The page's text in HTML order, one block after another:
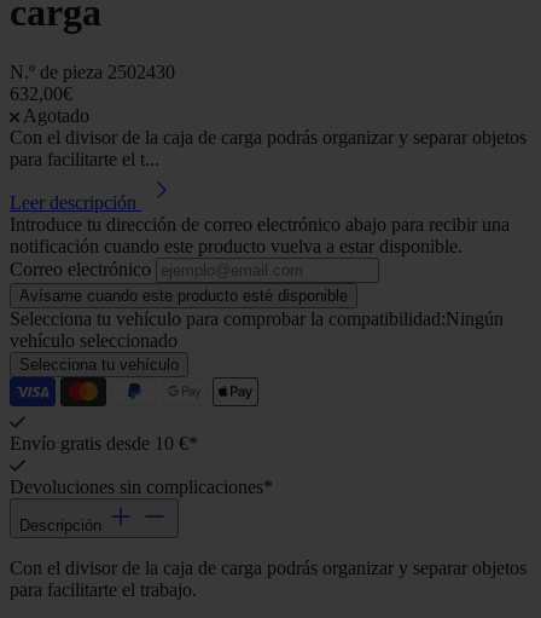
carga
N.º de pieza 2502430
632,00€
Agotado
Con el divisor de la caja de carga podrás organizar y separar objetos
para facilitarte el t...
Leer descripción
Introduce tu dirección de correo electrónico abajo para recibir una
notificación cuando este producto vuelva a estar disponible.
Correo electrónico
Avísame cuando este producto esté disponible
Selecciona tu vehículo para comprobar la compatibilidad:Ningún
vehículo seleccionado
Selecciona tu vehículo
Envío gratis desde 10 €*
Devoluciones sin complicaciones*
Descripción
Con el divisor de la caja de carga podrás organizar y separar objetos
para facilitarte el trabajo.